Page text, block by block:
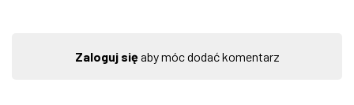
Zaloguj sięaby móc dodać komentarz